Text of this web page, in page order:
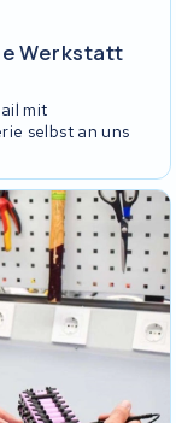
Werkstatt
mit
selbst an uns